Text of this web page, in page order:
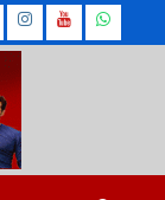
Instagram